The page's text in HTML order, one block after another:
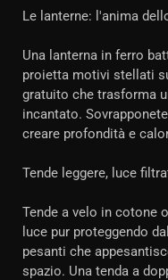
Le lanterne: l'anima
Una lanterna in ferro
proietta motivi stellati
gratuito che trasforma
incantato.
creare profondità e
Tende leggere, luce
Tende a velo in cotone
luce pur proteggendo
pesanti che
spazio. Una tenda a